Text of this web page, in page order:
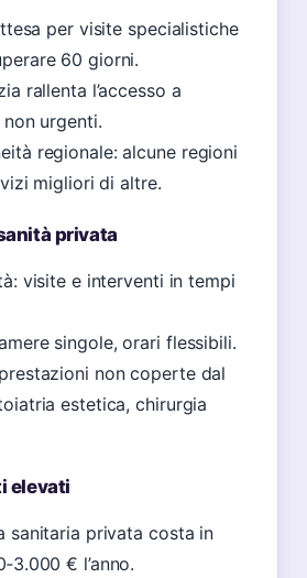
per visite specialistiche
60 giorni.
rallenta l’accesso a
urgenti.
regionale: alcune regioni
migliori di altre.
privata
visite e interventi in tempi
singole, orari flessibili.
non coperte dal
estetica, chirurgia
elevati
sanitaria privata costa in
€ l’anno.